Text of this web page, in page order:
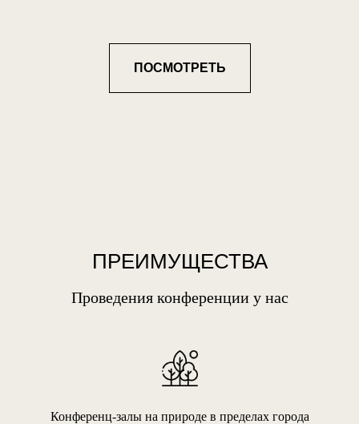
ПОСMОТРЕТЬ
ПРЕИМУЩЕСТВА
Проведения конференции у нас
Конференц-залы на природе в пределах города